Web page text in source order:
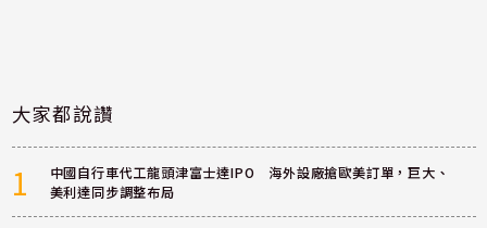
大家都說讚
1
中國自行車代工龍頭津富士達IPO 海外設廠搶歐美訂單，巨大、
美利達同步調整布局